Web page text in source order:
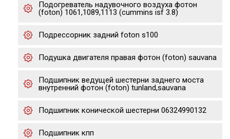
Подогреватель надувочного воздуха фотон
(foton) 1061,1089,1113 (cummins isf 3.8)
Подрессорник задний foton s100
Подушка двигателя правая фотон (foton) sauvana
Подшипник ведущей шестерни заднего моста
внутренний фотон (foton) tunland,sauvana
Подшипник конической шестерни 06324990132
Подшипник кпп